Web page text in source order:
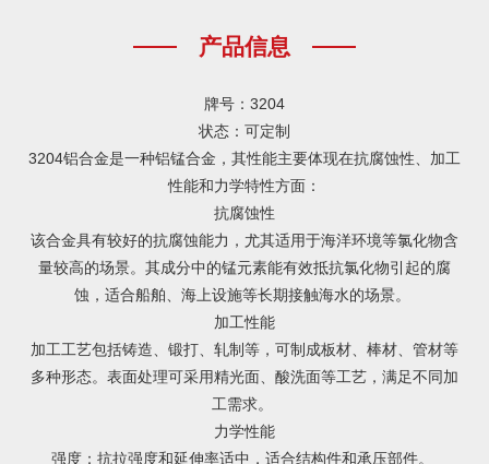
产品信息
牌号：3204
状态：可定制
3204铝合金是一种铝锰合金，其性能主要体现在抗腐蚀性、加工
性能和力学特性方面：
抗腐蚀性
该合金具有较好的抗腐蚀能力，尤其适用于海洋环境等氯化物含
量较高的场景。其成分中的锰元素能有效抵抗氯化物引起的腐
蚀，适合船舶、海上设施等长期接触海水的场景。 ‌
加工性能
加工工艺包括铸造、锻打、轧制等，可制成板材、棒材、管材等
多种形态。表面处理可采用精光面、酸洗面等工艺，满足不同加
工需求。 ‌
力学性能
‌强度‌：抗拉强度和延伸率适中，适合结构件和承压部件。 ‌